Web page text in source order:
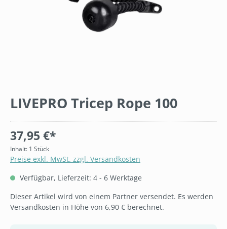
LIVEPRO Tricep Rope 100
37,95 €*
Inhalt: 1 Stück
Preise exkl. MwSt. zzgl. Versandkosten
Verfügbar, Lieferzeit: 4 - 6 Werktage
Dieser Artikel wird von einem Partner versendet. Es werden
Versandkosten in Höhe von 6,90 € berechnet.